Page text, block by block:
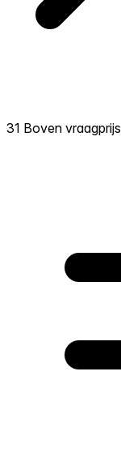
31 Boven vraagprijs